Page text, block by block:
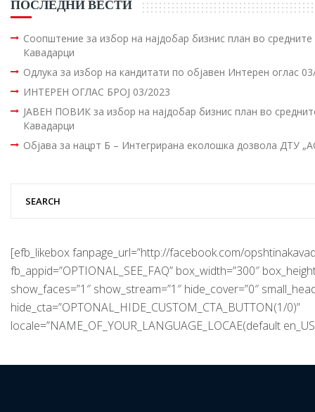
ПОСЛЕДНИ ВЕСТИ
Соопштение за избор на најдобар бизнис план во
Кавадарци
Одлука за избор на кандитати по објавен Интерен оглас
ИНТЕРЕН ОГЛАС БРОЈ 03/2023
ЈАВЕН ПОВИК за избор на најдобар бизнис план во
Кавадарци
Објава за нацрт Б – Интегрирана еколошка дозвола ДТУ
[efb_likebox fanpage_url=”http://facebook.com/
fb_appid=”OPTIONAL_SEE_FAQ” box_width=”300″
show_faces=”1″ show_stream=”1″ hide_cover=”0″
hide_cta=”OPTONAL_HIDE_CUSTOM_CTA_BUTTON(1/0)”
locale=”NAME_OF_YOUR_LANGUAGE_LOCAE(default